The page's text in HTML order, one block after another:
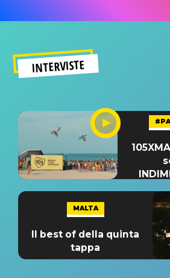
INTERVISTE
MALTA
Il best of della quinta
tappa